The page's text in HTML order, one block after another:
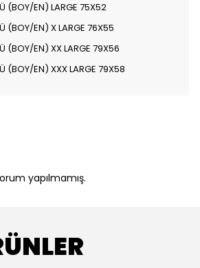
(BOY/EN) LARGE 75X52
(BOY/EN) X LARGE 76X55
(BOY/EN) XX LARGE 79X56
(BOY/EN) XXX LARGE 79X58
yapılmamış.